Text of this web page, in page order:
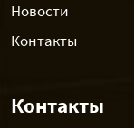
Новости
Контакты
Контакты